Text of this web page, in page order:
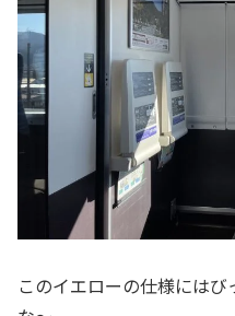
このイエローの仕様には